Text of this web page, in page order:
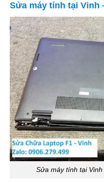
Sửa máy tính tại Vinh
Sửa máy tính tại